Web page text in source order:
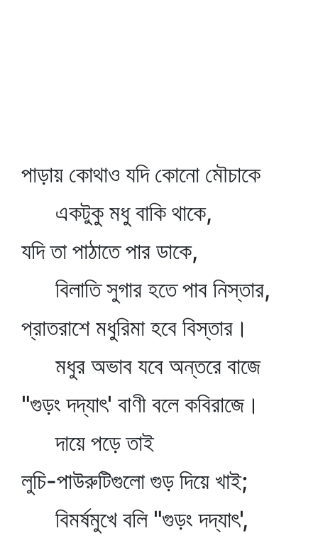
পাড়ায় কোথাও যদি কোনো মৌচাকে
একটুকু মধু বাকি থাকে,
যদি তা পাঠাতে পার ডাকে,
বিলাতি সুগার হতে পাব নিস্তার,
প্রাতরাশে মধুরিমা হবে বিস্তার।
মধুর অভাব যবে অন্তরে বাজে
"গুড়ং দদ্যাৎ' বাণী বলে কবিরাজে।
দায়ে পড়ে তাই
লুচি-পাউরুটিগুলো গুড় দিয়ে খাই;
বিমর্ষমুখে বলি "গুড়ং দদ্যাৎ',